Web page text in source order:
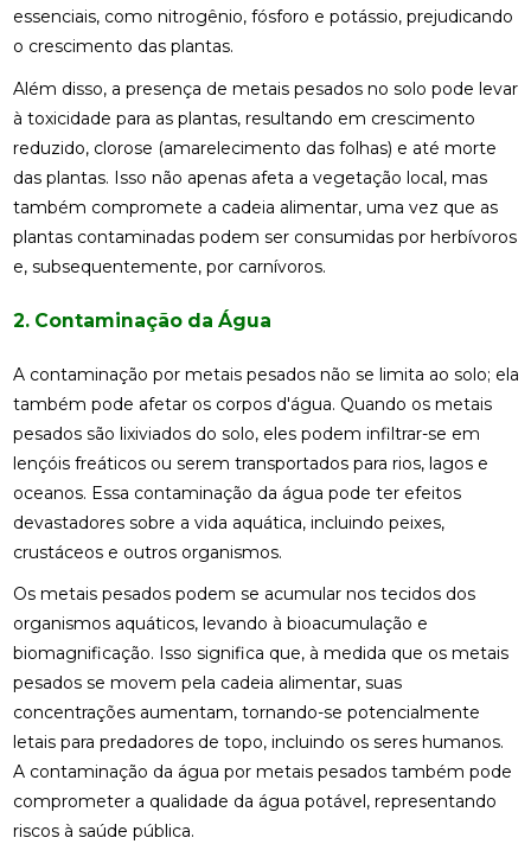
essenciais, como nitrogênio, fósforo e potássio, prejudicando
o crescimento das plantas.
Além disso, a presença de metais pesados no solo pode levar
à toxicidade para as plantas, resultando em crescimento
reduzido, clorose (amarelecimento das folhas) e até morte
das plantas. Isso não apenas afeta a vegetação local, mas
também compromete a cadeia alimentar, uma vez que as
plantas contaminadas podem ser consumidas por herbívoros
e, subsequentemente, por carnívoros.
2. Contaminação da Água
A contaminação por metais pesados não se limita ao solo; ela
também pode afetar os corpos d'água. Quando os metais
pesados são lixiviados do solo, eles podem infiltrar-se em
lençóis freáticos ou serem transportados para rios, lagos e
oceanos. Essa contaminação da água pode ter efeitos
devastadores sobre a vida aquática, incluindo peixes,
crustáceos e outros organismos.
Os metais pesados podem se acumular nos tecidos dos
organismos aquáticos, levando à bioacumulação e
biomagnificação. Isso significa que, à medida que os metais
pesados se movem pela cadeia alimentar, suas
concentrações aumentam, tornando-se potencialmente
letais para predadores de topo, incluindo os seres humanos.
A contaminação da água por metais pesados também pode
comprometer a qualidade da água potável, representando
riscos à saúde pública.